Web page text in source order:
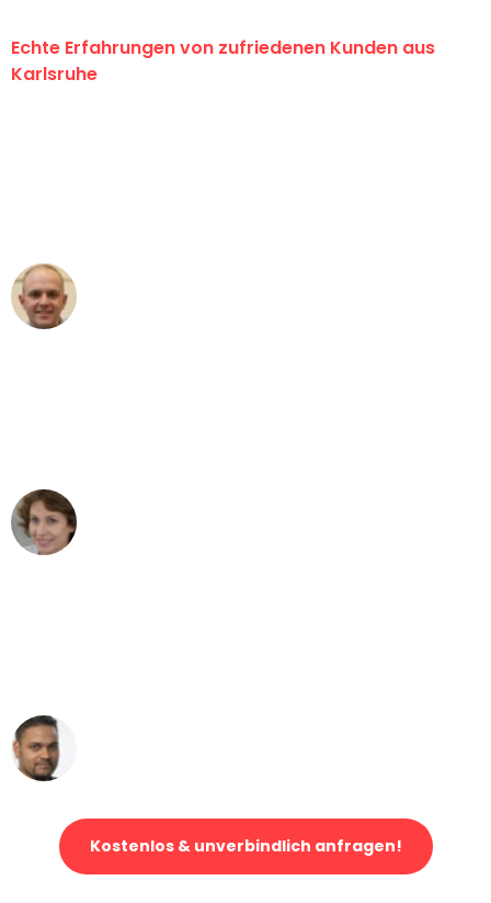
Echte Erfahrungen von zufriedenen Kunden aus
Karlsruhe
Kostenlos & unverbindlich anfragen!